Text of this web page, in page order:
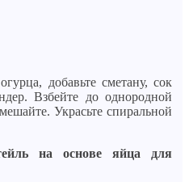
добавьте сметану, сок
Взбейте до однородной
Украсьте спиральной
на основе яйца для